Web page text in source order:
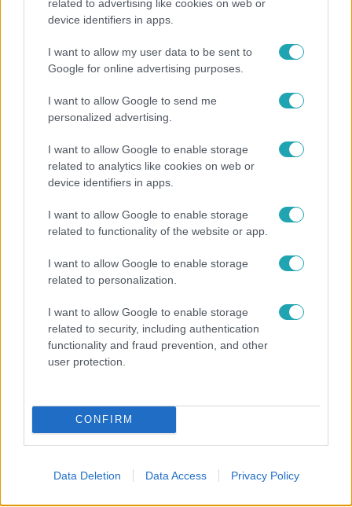
related to advertising like cookies on web or
device identifiers in apps.
I want to allow my user data to be sent to
Google for online advertising purposes.
I want to allow Google to send me
personalized advertising.
I want to allow Google to enable storage
related to analytics like cookies on web or
device identifiers in apps.
I want to allow Google to enable storage
related to functionality of the website or app.
I want to allow Google to enable storage
related to personalization.
I want to allow Google to enable storage
related to security, including authentication
functionality and fraud prevention, and other
user protection.
CONFIRM
Data Deletion Data Access Privacy Policy
sorozatai, valamint szenzációs filmkínálattal kezdik az
évet az RTL Magyarország csatornái 2022 januárjában.
2021. január 29. 18:12
Végleg befellegzett Johnny Depp filmes
Úgy tűnik, végleg befellegzett Johnny Depp filmes
karrierjének. Miután tavaly novemberben pert vesztett
egy brit újság ellen, amely feleségverőnek nevezte, szinte
Karib-tenger kalózai közé sem. Kilátásban sincs olyan új
produkció, amely foglalkoztatná őt, így gyakorlatilag egy